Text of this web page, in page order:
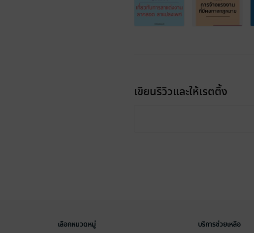
เขียนรีวิวและให้เรตติ้ง
เลือกหมวดหมู่ บริการช่วยเหลือ